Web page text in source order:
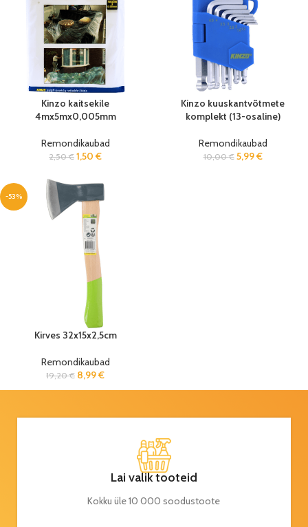
Kinzo kaitsekile
4mx5mx0,005mm
Remondikaubad
2,50€ 1,50 €
Kinzo kuuskantvõtmete
komplekt (13-osaline)
Remondikaubad
10,00€ 5,99€
-53%
Kirves 32x15x2,5cm
Remondikaubad
19,20€ 8,99€
Lai valik tooteid
Kokku üle 10 000 soodustoote